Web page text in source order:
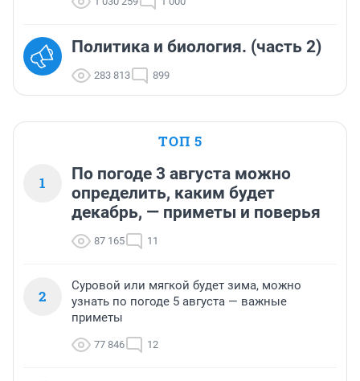
Политика и биология. (часть 2)
283 813 899
ТОП 5
1
По погоде 3 августа можно
определить, каким будет
декабрь, — приметы и поверья
87 165 11
2
Суровой или мягкой будет зима, можно
узнать по погоде 5 августа — важные
приметы
77 846 12